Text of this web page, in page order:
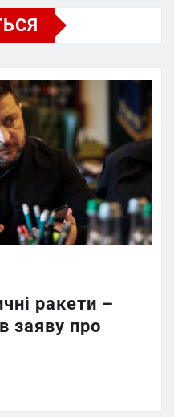
ракети –
заяву про